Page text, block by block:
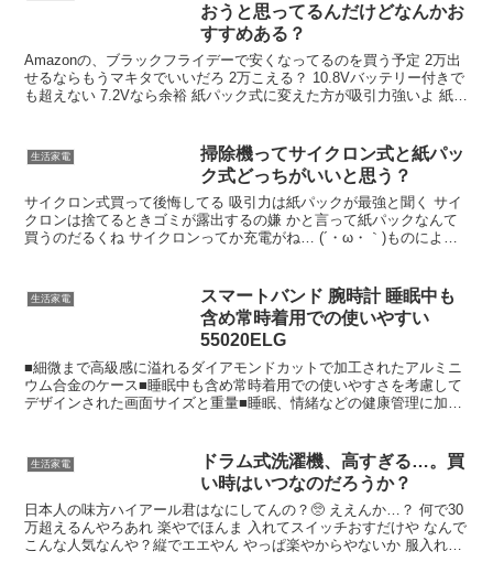
おうと思ってるんだけどなんかお
すすめある？
Amazonの、ブラックフライデーで安くなってるのを買う予定 2万出
せるならもうマキタでいいだろ 2万こえる？ 10.8Vバッテリー付きで
も超えない 7.2Vなら余裕 紙パック式に変えた方が吸引力強いよ 紙パ
生活家電
掃除機ってサイクロン式と紙パッ
ク式どっちがいいと思う？
サイクロン式買って後悔してる 吸引力は紙パックが最強と聞く サイ
クロンは捨てるときゴミが露出するの嫌 かと言って紙パックなんて
買うのだるくね サイクロンってか充電がね… (´・ω・｀)ものによる
生活家電
スマートバンド 腕時計 睡眠中も
含め常時着用での使いやすい
55020ELG
■細微まで高級感に溢れるダイアモンドカットで加工されたアルミニ
ウム合金のケース■睡眠中も含め常時着用での使いやすさを考慮して
デザインされた画面サイズと重量■睡眠、情緒などの健康管理に加え
法、不具合、初期不良等に関するお問い合わせはメーカーサポートに
て承ります。ご質問、ご相談は以下の窓口までお問い合わせくださ
い。【HUAWEI サポートコールセンター】TEL(固定電話から)：
0120-798-288TEL(携帯電話から)：0570-00-8288受付時間：9：00～
18：00(年中無休)医療機器認証番号：306AGBZI00008000医療機器分
類：管理医療機器(自動電子血圧計)※自動血圧測定における計測数値
生活家電
ドラム式洗濯機、高すぎる…。買
い時はいつなのだろうか？
日本人の味方ハイアール君はなにしてんの？🥺 ええんか…？ 何で30
万超えるんやろあれ 楽やでほんま 入れてスイッチおすだけや なんで
こんな人気なんや？縦でエエやん やっぱ楽やからやないか 服入れて